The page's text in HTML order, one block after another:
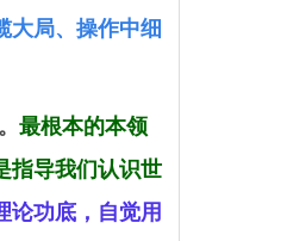
大局、操作中细
最根本的本领
指导我们认识世
论功底，自觉用